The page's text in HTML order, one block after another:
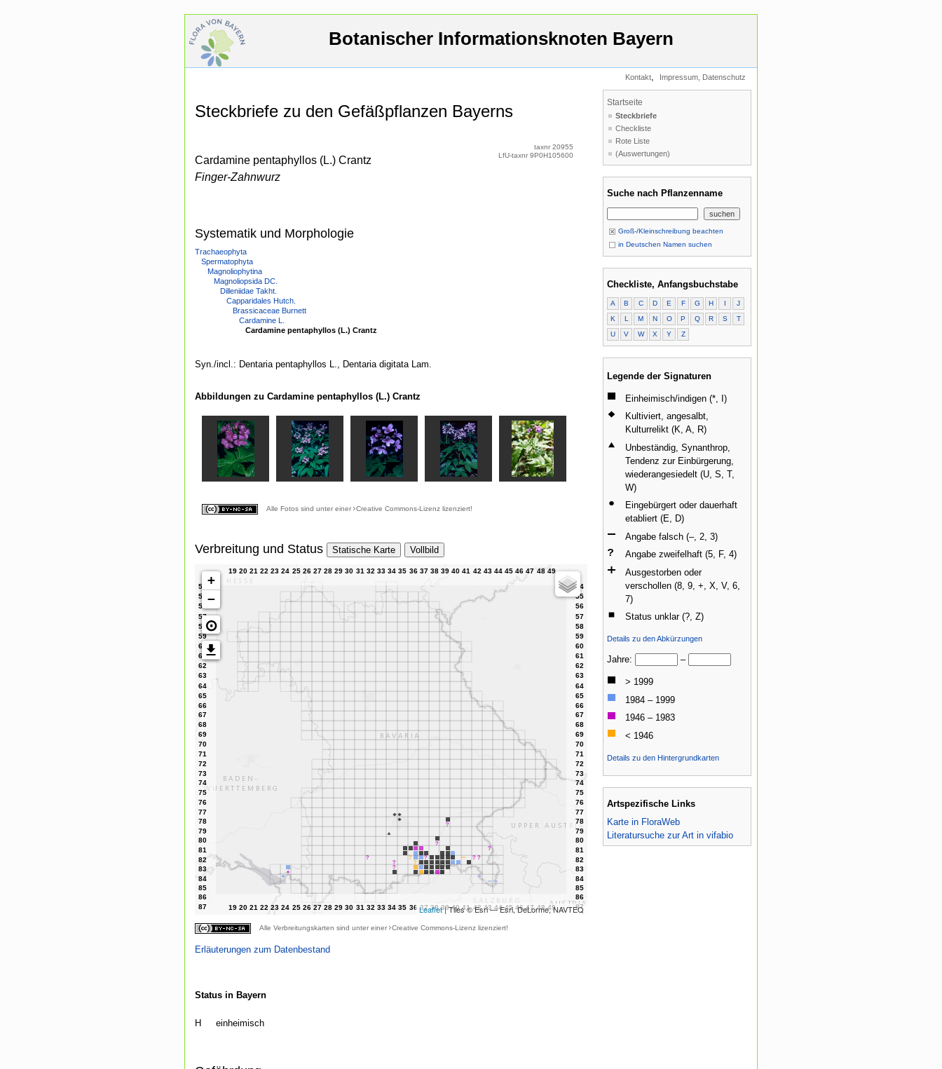
Botanischer Informationsknoten Bayern
Kontakt, Impressum, Datenschutz
Steckbriefe zu den Gefäßpflanzen Bayerns
Cardamine pentaphyllos (L.) Crantz
Finger-Zahnwurz
taxnr 20955
LfU-taxnr 9P0H105600
Systematik und Morphologie
Trachaeophyta
Spermatophyta
Magnoliophytina
Magnoliopsida DC.
Dilleniidae Takht.
Capparidales Hutch.
Brassicaceae Burnett
Cardamine L.
Cardamine pentaphyllos (L.) Crantz
Syn./incl.: Dentaria pentaphyllos L., Dentaria digitata Lam.
Abbildungen zu Cardamine pentaphyllos (L.) Crantz
Alle Fotos sind unter einer Creative Commons-Lizenz lizenziert!
Verbreitung und Status Statische Karte Vollbild
+
−
⊙
Leaflet| Tiles © Esri — Esri, DeLorme, NAVTEQ
Alle Verbreitungskarten sind unter einer Creative Commons-Lizenz lizenziert!
Erläuterungen zum Datenbestand
Status in Bayern
H einheimisch
Startseite
Steckbriefe
Checkliste
Rote Liste
(Auswertungen)
Suche nach Pflanzenname
Groß-/Kleinschreibung beachten
in Deutschen Namen suchen
Checkliste, Anfangsbuchstabe
A B C D E F G H I
J
K
L M N O P Q R S
T
U
V W X Y Z
Legende der Signaturen
Einheimisch/indigen (*, I)
Kultiviert, angesalbt,
Kulturrelikt (K, A, R)
Unbeständig, Synanthrop,
Tendenz zur Einbürgerung,
wiederangesiedelt (U, S, T,
W)
Eingebürgert oder dauerhaft
etabliert (E, D)
Angabe falsch (–, 2, 3)
Angabe zweifelhaft (5, F, 4)
Ausgestorben oder
verschollen (8, 9, +, X, V, 6,
7)
Status unklar (?, Z)
Details zu den Abkürzungen
Jahre: –
> 1999
1984 – 1999
1946 – 1983
< 1946
Details zu den Hintergrundkarten
Artspezifische Links
Karte in FloraWeb
Literatursuche zur Art in vifabio